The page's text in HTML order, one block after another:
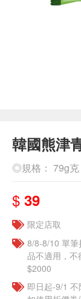
韓國熊津
◎規格： 79g克
$ 39
限定店取
8/8-8/10 單
品不適用，
$2000
即日起-9/1